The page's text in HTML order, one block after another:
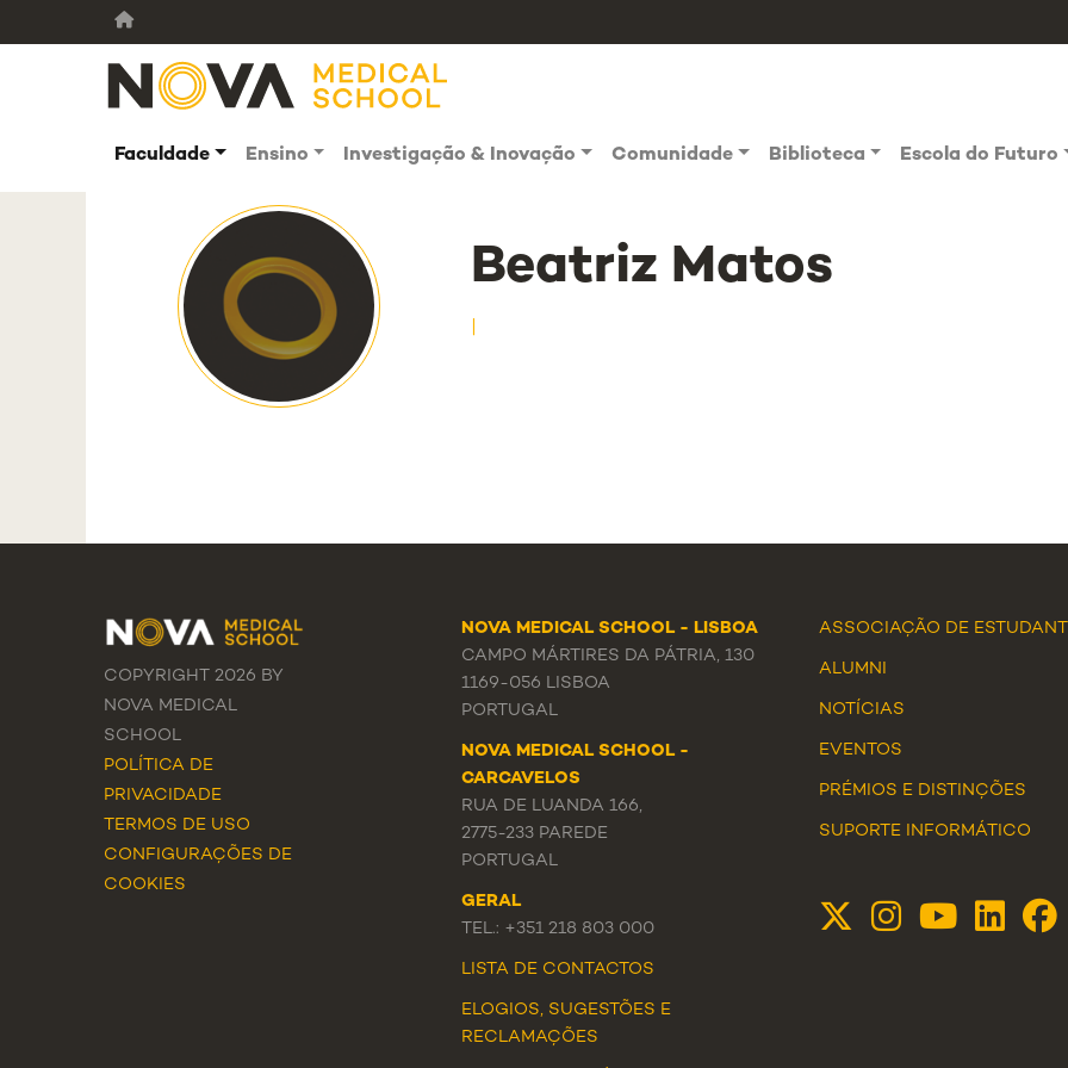
Faculdade Ensino Investigação & Inovação Comunidade Biblioteca Escola do Futuro
Beatriz Matos
COPYRIGHT 2026 BY
NOVA MEDICAL
SCHOOL
POLÍTICA DE
PRIVACIDADE
TERMOS DE USO
CONFIGURAÇÕES DE
COOKIES
NOVA MEDICAL SCHOOL - LISBOA
CAMPO MÁRTIRES DA PÁTRIA, 130
1169-056 LISBOA
PORTUGAL
NOVA MEDICAL SCHOOL -
CARCAVELOS
RUA DE LUANDA 166,
2775-233 PAREDE
PORTUGAL
GERAL
TEL.: +351 218 803 000
LISTA DE CONTACTOS
ELOGIOS, SUGESTÕES E
RECLAMAÇÕES
ASSOCIAÇÃO DE
ALUMNI
NOTÍCIAS
EVENTOS
PRÉMIOS E DISTINÇÕES
SUPORTE INFORMÁTICO